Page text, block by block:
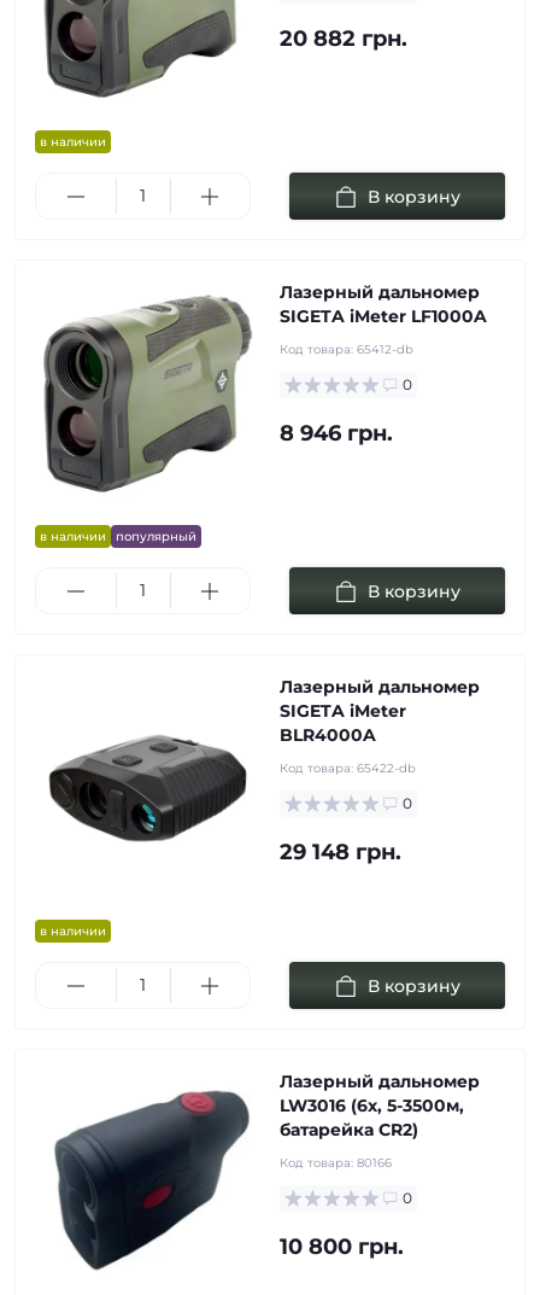
в наличии
20 882 грн.
В корзину
в наличии популярный
Лазерный дальномер
SIGETA iMeter LF1000A
Код товара: 65412-db
0
8 946 грн.
В корзину
в наличии
Лазерный дальномер
SIGETA iMeter
BLR4000A
Код товара: 65422-db
0
29 148 грн.
В корзину
Лазерный дальномер
LW3016 (6х, 5-3500м,
батарейка CR2)
Код товара: 80166
0
10 800 грн.